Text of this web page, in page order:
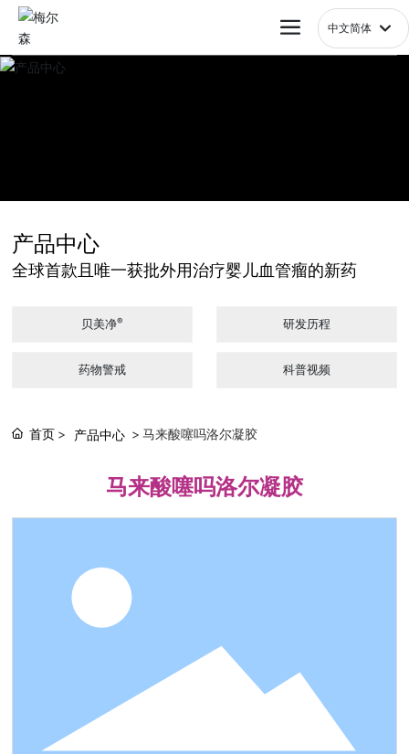
中文简体
产品中心
全球首款且唯一获批外用治疗婴儿血管瘤的新药
贝美净® 研发历程
药物警戒 科普视频
首页 产品中心 马来酸噻吗洛尔凝胶
马来酸噻吗洛尔凝胶